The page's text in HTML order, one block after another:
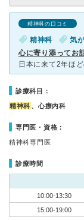
精神科の口コミ
精神科 気
心に寄り添ってお
診療科目：
精神科 、心療内科
専門医・資格：
精神科専門医
診療時間
10:00-13:30
15:00-19:00